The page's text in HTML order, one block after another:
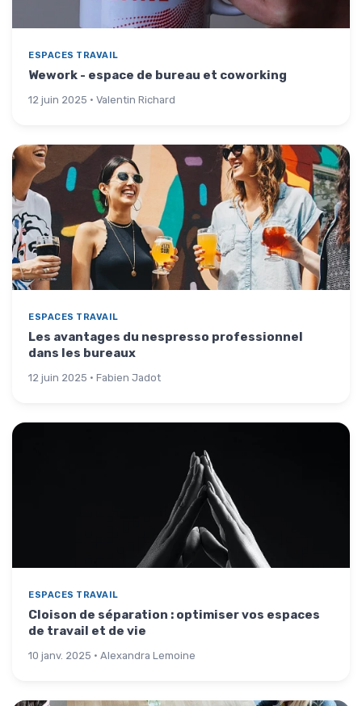
ESPACES TRAVAIL
Wework - espace de bureau et coworking
12 juin 2025 · Valentin Richard
ESPACES TRAVAIL
Les avantages du nespresso professionnel
dans les bureaux
12 juin 2025 · Fabien Jadot
ESPACES TRAVAIL
Cloison de séparation : optimiser vos espaces
de travail et de vie
10 janv. 2025 · Alexandra Lemoine